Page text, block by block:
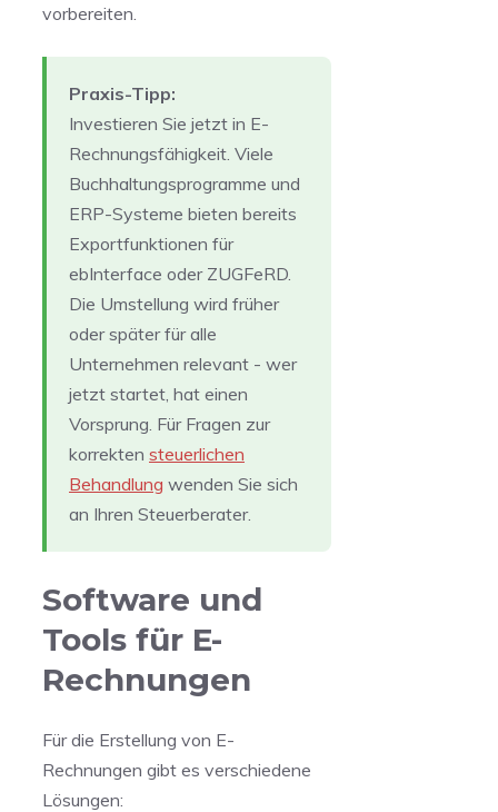
vorbereiten.
Praxis-Tipp:
Investieren Sie jetzt in E-
Rechnungsfähigkeit. Viele
Buchhaltungsprogramme und
ERP-Systeme bieten bereits
Exportfunktionen für
ebInterface oder ZUGFeRD.
Die Umstellung wird früher
oder später für alle
Unternehmen relevant - wer
jetzt startet, hat einen
Vorsprung. Für Fragen zur
korrekten steuerlichen
Behandlung wenden Sie sich
an Ihren Steuerberater.
Software und
Tools für E-
Rechnungen
Für die Erstellung von E-
Rechnungen gibt es verschiedene
Lösungen: